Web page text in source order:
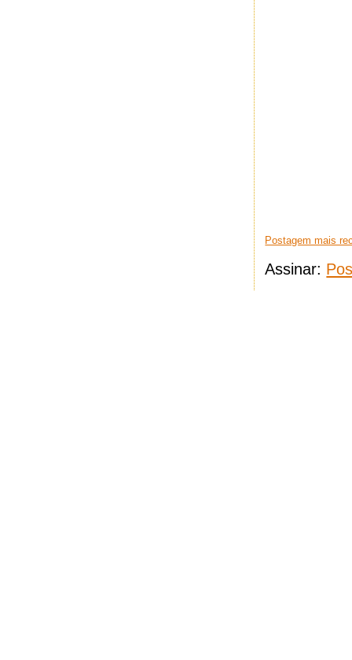
Postagem mais
Assinar: